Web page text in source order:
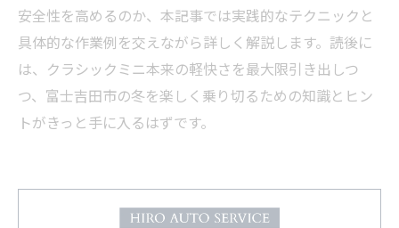
安全性を高めるのか、本記事では実践的なテクニックと
具体的な作業例を交えながら詳しく解説します。読後に
は、クラシックミニ本来の軽快さを最大限引き出しつ
つ、富士吉田市の冬を楽しく乗り切るための知識とヒン
トがきっと手に入るはずです。